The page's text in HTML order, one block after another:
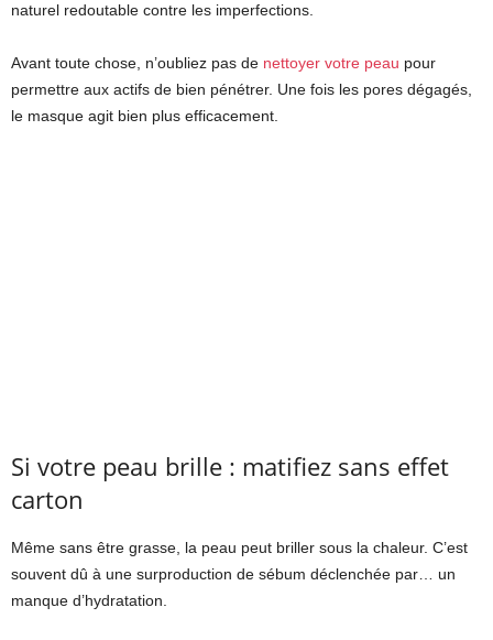
naturel redoutable contre les imperfections.
Avant toute chose, n’oubliez pas de nettoyer votre peau pour
permettre aux actifs de bien pénétrer. Une fois les pores dégagés,
le masque agit bien plus efficacement.
Si votre peau brille : matifiez sans effet
carton
Même sans être grasse, la peau peut briller sous la chaleur. C’est
souvent dû à une surproduction de sébum déclenchée par… un
manque d’hydratation.